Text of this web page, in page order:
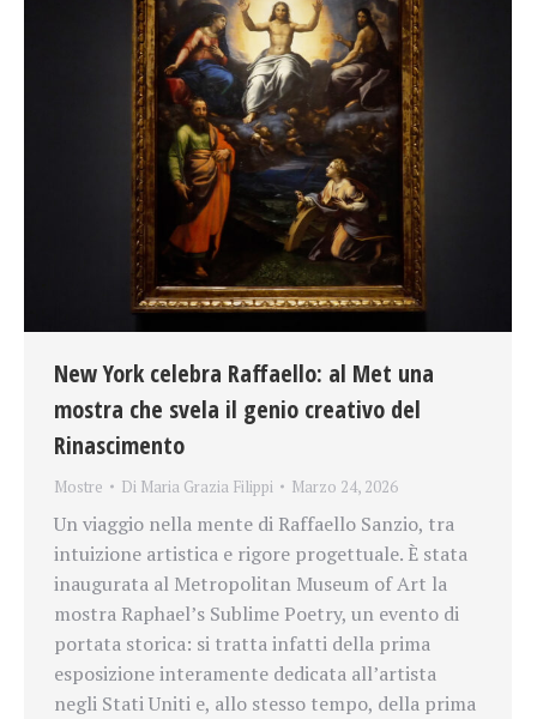
New York celebra Raffaello: al Met una
mostra che svela il genio creativo del
Rinascimento
Mostre Di Maria Grazia Filippi Marzo 24, 2026
Un viaggio nella mente di Raffaello Sanzio, tra
intuizione artistica e rigore progettuale. È stata
inaugurata al Metropolitan Museum of Art la
mostra Raphael’s Sublime Poetry, un evento di
portata storica: si tratta infatti della prima
esposizione interamente dedicata all’artista
negli Stati Uniti e, allo stesso tempo, della prima